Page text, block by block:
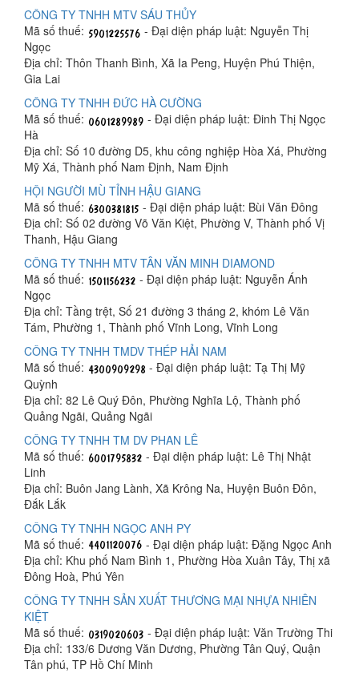
CÔNG TY TNHH MTV SÁU THỦY
Mã số thuế:
- Đại diện pháp luật: Nguyễn Thị
Ngọc
Địa chỉ: Thôn Thanh Bình, Xã Ia Peng, Huyện Phú Thiện,
Gia Lai
CÔNG TY TNHH ĐỨC HÀ CƯỜNG
Mã số thuế:
- Đại diện pháp luật: Đinh Thị Ngọc
Hà
Địa chỉ: Số 10 đường D5, khu công nghiệp Hòa Xá, Phường
Mỹ Xá, Thành phố Nam Định, Nam Định
HỘI NGƯỜI MÙ TỈNH HẬU GIANG
Mã số thuế:
- Đại diện pháp luật: Bùi Văn Đông
Địa chỉ: Số 02 đường Võ Văn Kiệt, Phường V, Thành phố Vị
Thanh, Hậu Giang
CÔNG TY TNHH MTV TÂN VĂN MINH DIAMOND
Mã số thuế:
- Đại diện pháp luật: Nguyễn Ánh
Ngọc
Địa chỉ: Tầng trệt, Số 21 đường 3 tháng 2, khóm Lê Văn
Tám, Phường 1, Thành phố Vĩnh Long, Vĩnh Long
CÔNG TY TNHH TMDV THÉP HẢI NAM
Mã số thuế:
- Đại diện pháp luật: Tạ Thị Mỹ
Quỳnh
Địa chỉ: 82 Lê Quý Đôn, Phường Nghĩa Lộ, Thành phố
Quảng Ngãi, Quảng Ngãi
CÔNG TY TNHH TM DV PHAN LÊ
Mã số thuế:
- Đại diện pháp luật: Lê Thị Nhật
Linh
Địa chỉ: Buôn Jang Lành, Xã Krông Na, Huyện Buôn Đôn,
Đắk Lắk
CÔNG TY TNHH NGỌC ANH PY
Mã số thuế:
- Đại diện pháp luật: Đặng Ngọc Anh
Địa chỉ: Khu phố Nam Bình 1, Phường Hòa Xuân Tây, Thị xã
Đông Hoà, Phú Yên
CÔNG TY TNHH SẢN XUẤT THƯƠNG MẠI NHỰA NHIÊN
KIỆT
Mã số thuế:
- Đại diện pháp luật: Văn Trường Thi
Địa chỉ: 133/6 Dương Văn Dương, Phường Tân Quý, Quận
Tân phú, TP Hồ Chí Minh